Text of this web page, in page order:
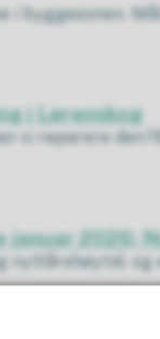
byggesonen.
i Lørenskog
vi reparere
2026:
nyttårshøytid,